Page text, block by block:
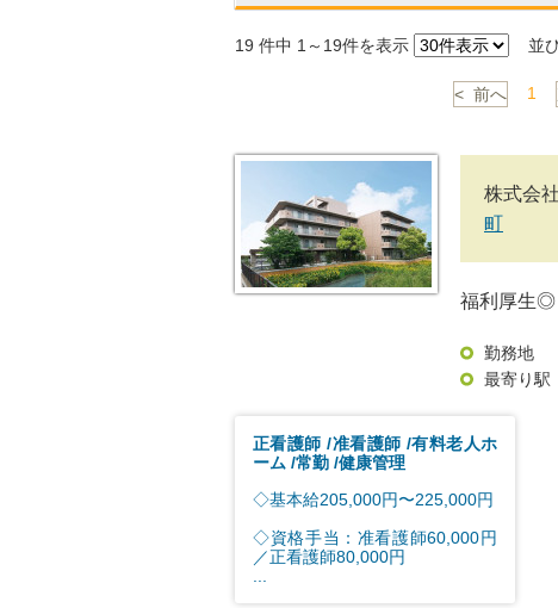
19 件中 1～19件を表示 並び
< 前へ 1
株式会
町
福利厚生
勤務地
最寄り駅
正看護師 准看護師 有料老人ホ
ーム 常勤 健康管理
◇基本給205,000円〜225,000円
◇資格手当：准看護師60,000円
／正看護師80,000円